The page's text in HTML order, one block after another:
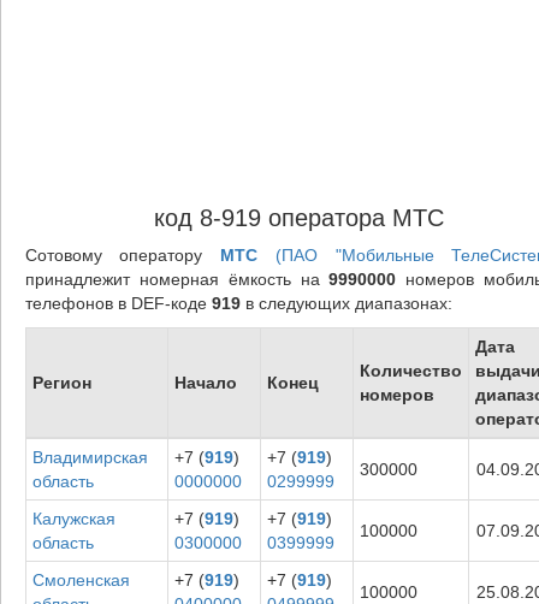
код 8-919 оператора МТС
Сотовому оператору МТС (ПАО "Мобильные
принадлежит номерная ёмкость на9990000 номеров
телефонов в DEF-коде 919в следующих диапазонах:
Регион Начало Конец
Количество
номеров
Дата
Владимирская
область
+7 (919)
0000000
+7 (919)
0299999
300000
Калужская
область
+7 (919)
0300000
+7 (919)
0399999
100000
Смоленская
+7 (919)
+7 (919)
100000